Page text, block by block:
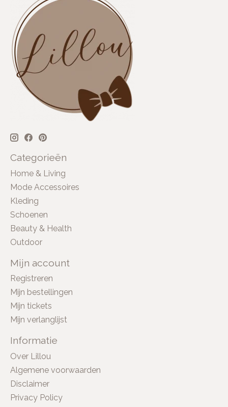
Categorieën
Home & Living
Mode Accessoires
Kleding
Schoenen
Beauty & Health
Outdoor
Mijn account
Registreren
Mijn bestellingen
Mijn tickets
Mijn verlanglijst
Informatie
Over Lillou
Algemene voorwaarden
Disclaimer
Privacy Policy